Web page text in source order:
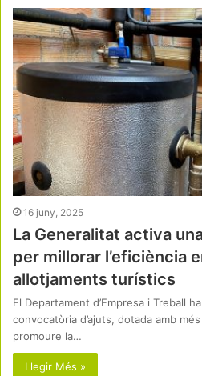
16 juny, 2025
La Generalitat activa
per millorar l’eficiència
allotjaments turístics
El Departament d’Empresa i Treball
convocatòria d’ajuts, dotada amb més
promoure la…
Llegir Més »